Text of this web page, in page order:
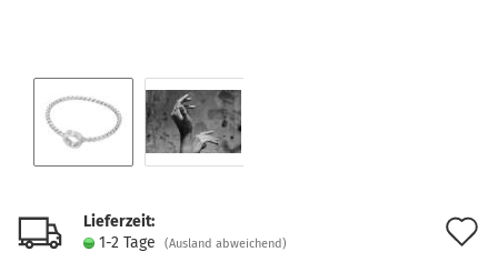
Lieferzeit:
1-2 Tage
(Ausland abweichend)